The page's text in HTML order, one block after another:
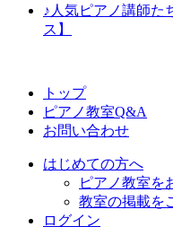
♪人気ピアノ講師た
ス】
トップ
ピアノ教室Q&A
お問い合わせ
はじめての方へ
ピアノ教室を
教室の掲載を
ログイン